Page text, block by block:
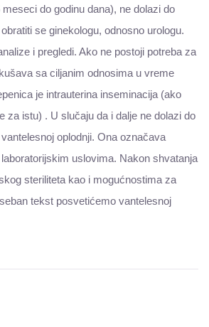
do godinu dana), ne dolazi do
se ginekologu, odnosno urologu.
i pregledi. Ako ne postoji potreba za
sa ciljanim odnosima u vreme
je intrauterina inseminacija (ako
za istu) . U slučaju da i dalje ne dolazi do
oplodnji. Ona označava
uslovima. Nakon shvatanja
steriliteta kao i mogućnostima za
tekst posvetićemo vantelesnoj